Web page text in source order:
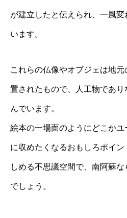
が建立したと伝えられ、一風
います。
これらの仏像やオブジェは地
置されたもので、人工物であ
んでいます。
絵本の一場面のようにどこか
に収めたくなるおもしろポイ
しめる不思議空間で、南阿蘇
でしょう。